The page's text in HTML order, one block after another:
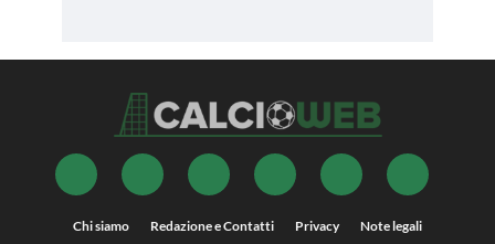
Chi siamo Redazione e Contatti Privacy Note legali